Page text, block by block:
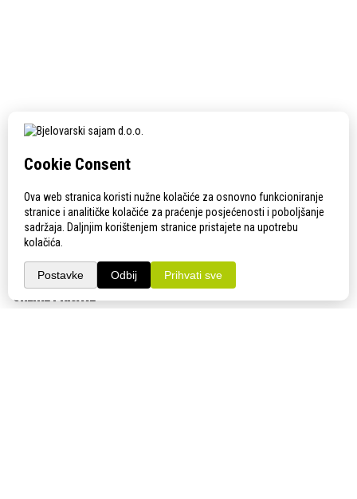
KONTAKT
Adresa:Gudovac 1D, 43000 Bjelovar
Email:bj-sajam@bj-sajam.hr
Telefon:+385 43 238 840
ONLINE PRIJAVE